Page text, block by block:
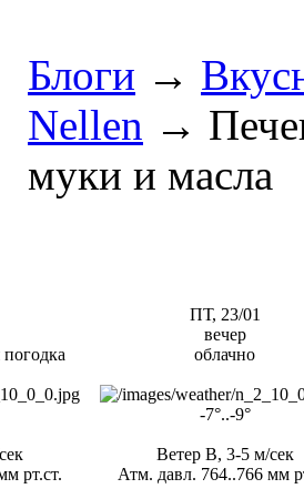
Блоги →
Nellen →
муки и масла
рт.ст.
ПТ, 23/01
вечер
облачно
-7°..-9°
Ветер В, 3-5 м/сек
Атм. давл. 764..766 мм